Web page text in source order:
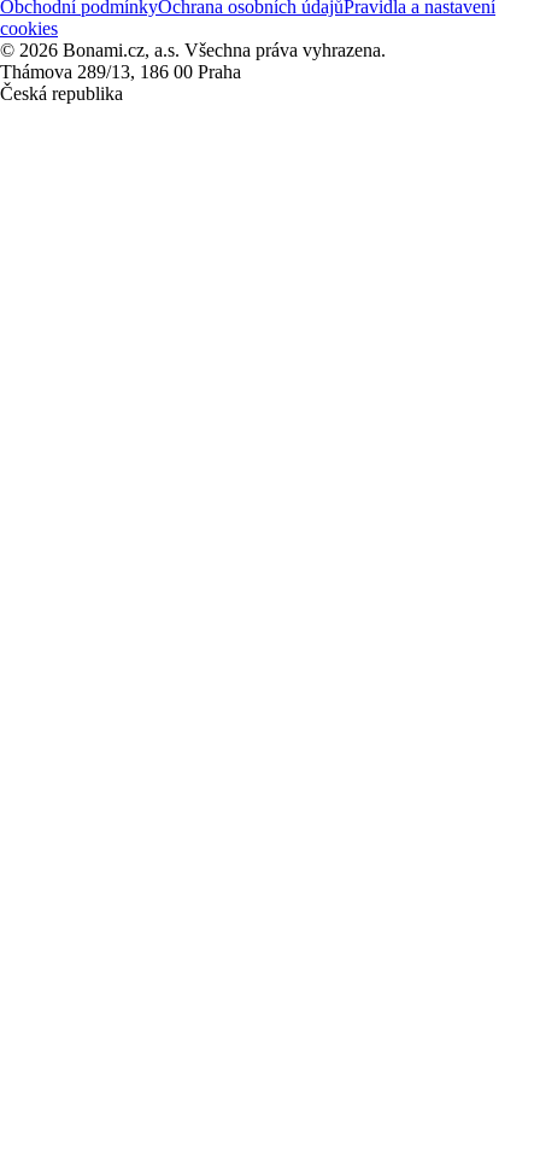
Obchodní podmínkyOchrana osobních údajůPravidla a nastavení
cookies
© 2026 Bonami.cz, a.s. Všechna práva vyhrazena.
Thámova 289/13, 186 00 Praha
Česká republika